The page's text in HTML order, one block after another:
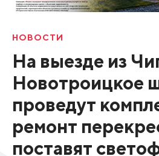
НОВОСТИ
На выезде из
Новотроицкое
проведут
ремонт
поставят